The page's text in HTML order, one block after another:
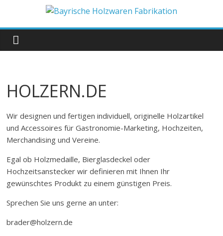
springen
Bayrische
Holzwaren
Fabrikation
HOLZERN.DE
Wir designen und fertigen individuell, originelle Holzartikel
und Accessoires für Gastronomie-Marketing, Hochzeiten,
Merchandising und Vereine.
Egal ob Holzmedaille, Bierglasdeckel oder
Hochzeitsanstecker wir definieren mit Ihnen Ihr
gewünschtes Produkt zu einem günstigen Preis.
Sprechen Sie uns gerne an unter:
brader@holzern.de